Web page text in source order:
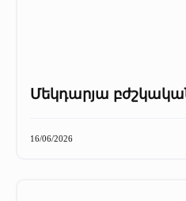
Մեկդարյա
16/06/2026